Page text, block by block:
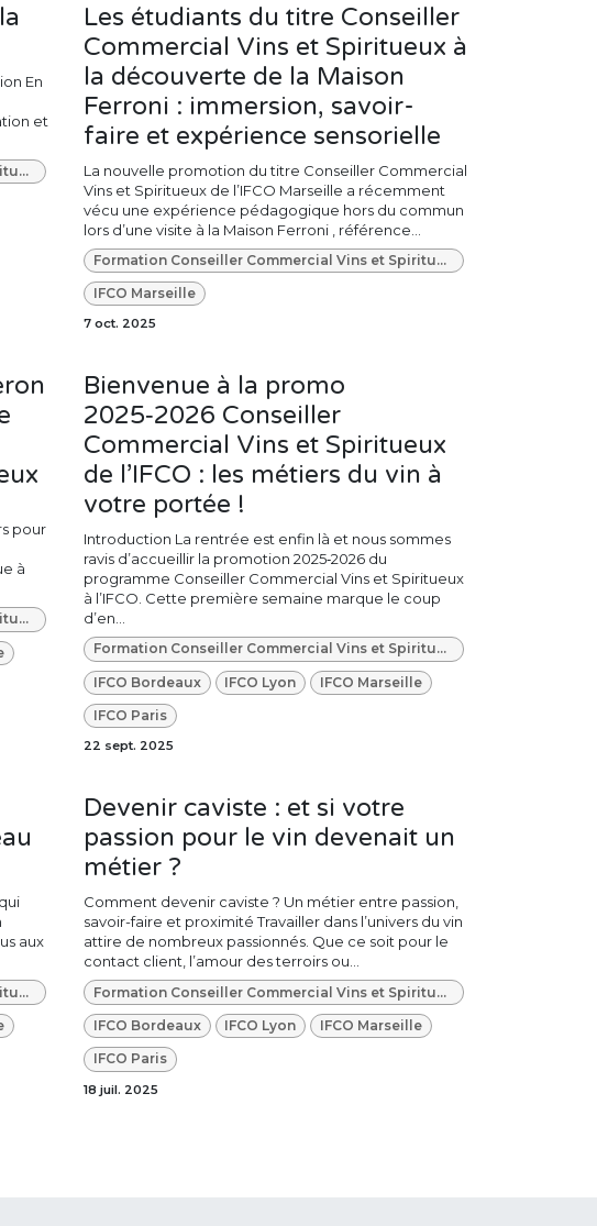
En
et
Formation Conseiller Commercial Vins et Spiritueux
Les étudiants du titre Conseiller
Commercial Vins et Spiritueux à
la découverte de la Maison
Ferroni : immersion, savoir-
faire et expérience sensorielle
La nouvelle promotion du titre Conseiller Commercial
Vins et Spiritueux de l’IFCO Marseille a récemment
vécu une expérience pédagogique hors du commun
lors d’une visite à la Maison Ferroni , référence...
Formation Conseiller Commercial Vins et Spiritueux
IFCO Marseille
7 oct. 2025
pour
à
Formation Conseiller Commercial Vins et Spiritueux
Bienvenue à la promo
2025‑2026 Conseiller
Commercial Vins et Spiritueux
de l’IFCO : les métiers du vin à
votre portée !
Introduction La rentrée est enfin là et nous sommes
ravis d’accueillir la promotion 2025‑2026 du
programme Conseiller Commercial Vins et Spiritueux
à l’IFCO. Cette première semaine marque le coup
d’en...
Formation Conseiller Commercial Vins et Spiritueux
IFCO Bordeaux IFCO Lyon IFCO Marseille
IFCO Paris
22 sept. 2025
aux
Formation Conseiller Commercial Vins et Spiritueux
Devenir caviste : et si votre
passion pour le vin devenait un
métier ?
Comment devenir caviste ? Un métier entre passion,
savoir-faire et proximité Travailler dans l’univers du vin
attire de nombreux passionnés. Que ce soit pour le
contact client, l’amour des terroirs ou...
Formation Conseiller Commercial Vins et Spiritueux
IFCO Bordeaux IFCO Lyon IFCO Marseille
IFCO Paris
18 juil. 2025